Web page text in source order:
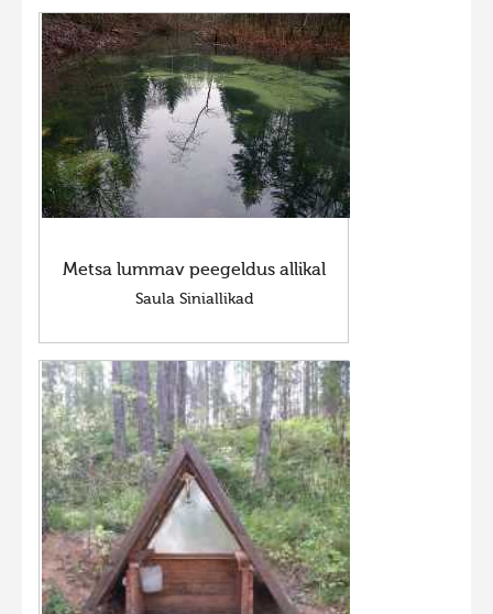
Metsa lummav peegeldus allikal
Saula Siniallikad